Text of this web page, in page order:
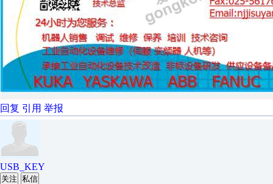
回复 引用 举报
USB_KEY
关注 私信